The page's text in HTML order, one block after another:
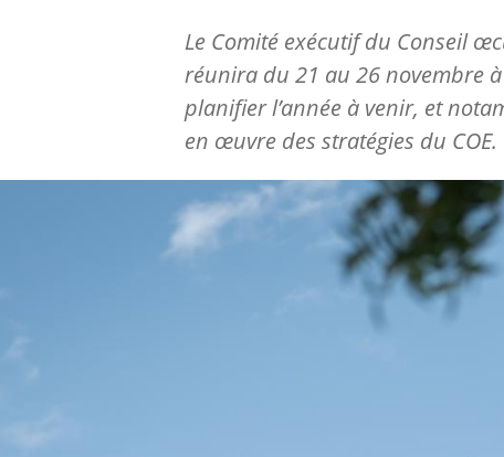
Le Comité exécutif du Conseil
réunira du 21 au 26 novembre
planifier l’année à venir, et
en œuvre des stratégies du COE.